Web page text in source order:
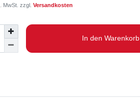
MwSt. zzgl. Versandkosten
In den Warenkorb